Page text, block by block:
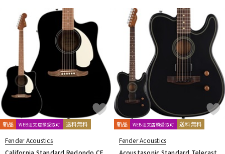
新品 WEB注文店頭受取可 送料無料
Fender Acoustics
California Standard Redondo CE
新品 WEB注文店頭受取可 送料無料
Fender Acoustics
Acoustasonic Standard Telecast